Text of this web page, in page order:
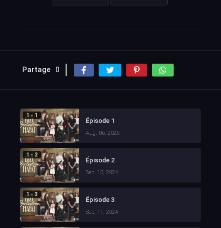
Partage 0
1 - 1
Épisode 1
Aug. 06, 2026
1 - 2
Épisode 2
Sep. 10, 2024
1 - 3
Épisode 3
Sep. 11, 2024